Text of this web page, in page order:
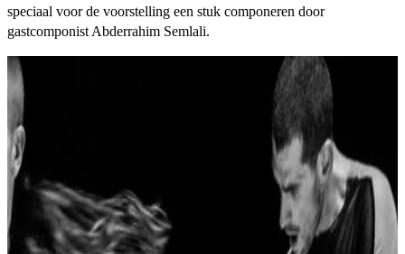
speciaal voor de voorstelling een stuk componeren door
gastcomponist Abderrahim Semlali.